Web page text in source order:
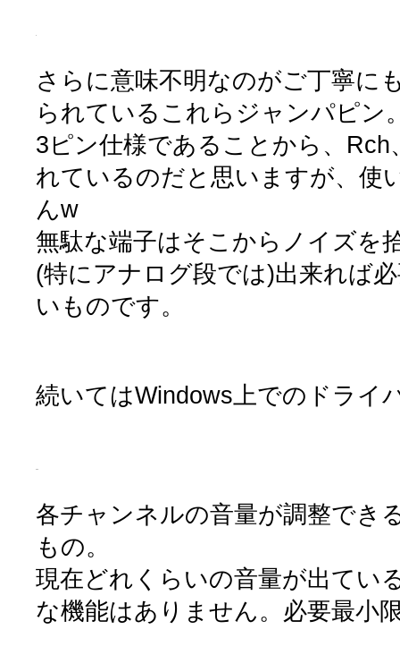
さらに意味不明なのがご丁寧に
られているこれらジャンパピン
3ピン仕様であることから、Rch
れているのだと思いますが、使
んw
無駄な端子はそこからノイズを
(特にアナログ段では)出来れば
いものです。
続いてはWindows上でのドライ
各チャンネルの音量が調整でき
もの。
現在どれくらいの音量が出てい
な機能はありません。必要最小